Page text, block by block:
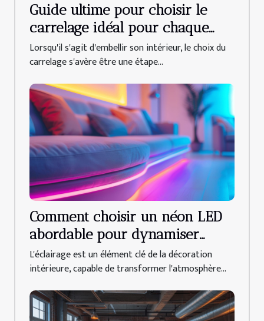
Guide ultime pour choisir le
carrelage idéal pour chaque
pièce de la maison
Lorsqu'il s'agit d'embellir son intérieur, le choix du
carrelage s'avère être une étape...
Comment choisir un néon LED
abordable pour dynamiser
votre déco intérieure
L'éclairage est un élément clé de la décoration
intérieure, capable de transformer l'atmosphère...